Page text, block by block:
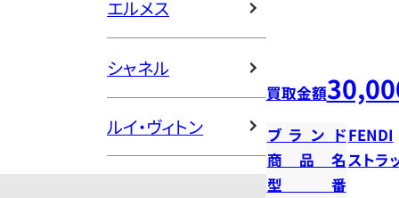
エルメス
シャネル
ルイ・ヴィトン
買取金額
ブランドFENDI
商品名ストラ
型番